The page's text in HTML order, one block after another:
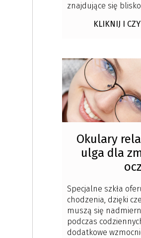
znajdujące się
KLIKNIJ I
Okulary
ulga dla
Specjalne szkła
chodzenia, dzięki
muszą się
podczas
dodatkowe